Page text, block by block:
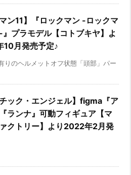
マン11】『ロックマン -ロックマ
プラモデル【コトブキヤ】よ
10月発売予定♪
りのヘルメットオフ状態「頭部」パー
チック・エンジェル】figma『ア
ランナ』可動フィギュア【マ
クトリー】より2022年2月発